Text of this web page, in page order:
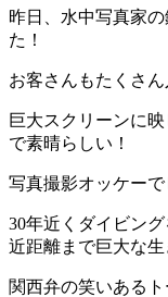
昨日、水中写真家
た！
お客さんもたくさん
巨大スクリーンに
で素晴らしい！
写真撮影オッケーで
30年近くダイビン
近距離まで巨大な生
関西弁の笑いあるト